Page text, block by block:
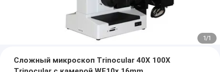
1/1
Сложный микроскоп Trinocular 40X 100X